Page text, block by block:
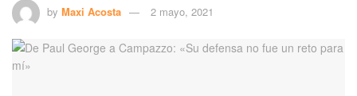
by Maxi Acosta 2 mayo, 2021